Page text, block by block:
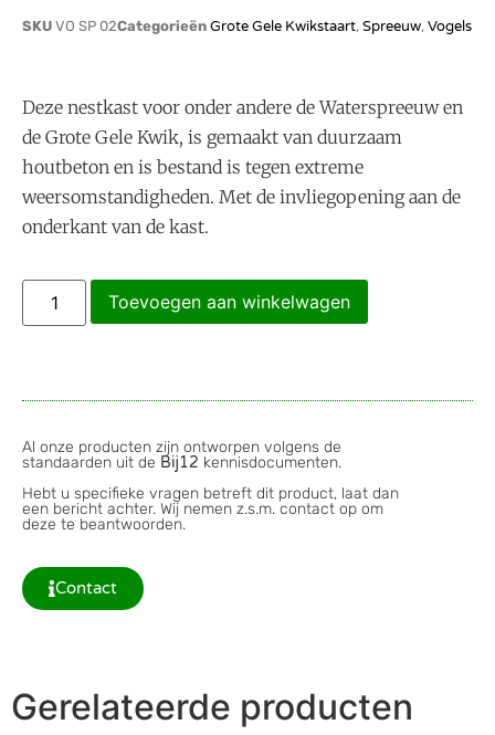
SKU VO SP 02Categorieën Grote Gele Kwikstaart, Spreeuw, Vogels
Deze nestkast voor onder andere de Waterspreeuw en
de Grote Gele Kwik, is gemaakt van duurzaam
houtbeton en is bestand is tegen extreme
weersomstandigheden. Met de invliegopening aan de
onderkant van de kast.
Toevoegen aan winkelwagen
Al onze producten zijn ontworpen volgens de
standaarden uit de Bij12 kennisdocumenten.
Hebt u specifieke vragen betreft dit product, laat dan
een bericht achter. Wij nemen z.s.m. contact op om
deze te beantwoorden.
Contact
Gerelateerde producten